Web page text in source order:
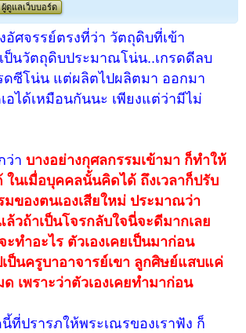
ผู้ดูแลเว็บบอร์ด
อัศจรรย์ตรงที่ว่า วัตถุดิบที่เข้า
ป็นวัตถุดิบประมาณโน่น..เกรดดีลบ
รดซีโน่น แต่ผลิตไปผลิตมา ออกมา
อได้เหมือนกันนะ เพียงแต่ว่ามีไม่
ว่าบางอย่างกุศลกรรมเข้ามา ก็ทำให้
นเมื่อบุคคลนั้นคิดได้ ถึงเวลาก็ปรับ
มของตนเองเสียใหม่ ประมาณว่า
วถ้าเป็นโจรกลับใจนี่จะดีมากเลย
ะทำอะไร ตัวเองเคยเป็นมาก่อน
ป็นครูบาอาจารย์เขา ลูกศิษย์แสบแค่
เพราะว่าตัวเองเคยทำมาก่อน
ที่ปรารภให้พระเณรของเราฟัง ก็